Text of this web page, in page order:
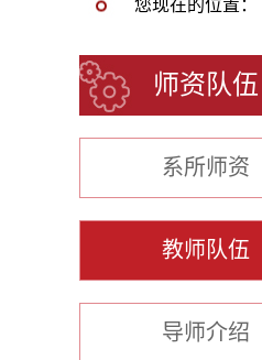
您现在的位置：
师资队伍
系所师资
教师队伍
导师介绍